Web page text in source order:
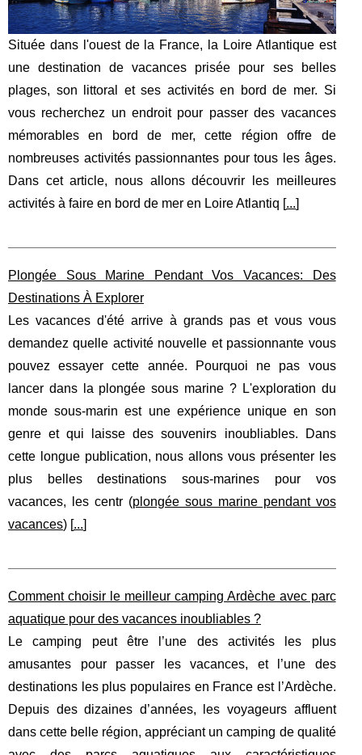
Située dans l'ouest de la France, la Loire Atlantique est
une destination de vacances prisée pour ses belles
plages, son littoral et ses activités en bord de mer. Si
vous recherchez un endroit pour passer des vacances
mémorables en bord de mer, cette région offre de
nombreuses activités passionnantes pour tous les âges.
Dans cet article, nous allons découvrir les meilleures
activités à faire en bord de mer en Loire Atlantiq [...]
Plongée Sous Marine Pendant Vos Vacances: Des
Destinations À Explorer
Les vacances d'été arrive à grands pas et vous vous
demandez quelle activité nouvelle et passionnante vous
pouvez essayer cette année. Pourquoi ne pas vous
lancer dans la plongée sous marine ? L'exploration du
monde sous-marin est une expérience unique en son
genre et qui laisse des souvenirs inoubliables. Dans
cette longue publication, nous allons vous présenter les
plus belles destinations sous-marines pour vos
vacances, les centr (plongée sous marine pendant vos
vacances) [...]
Comment choisir le meilleur camping Ardèche avec parc
aquatique pour des vacances inoubliables ?
Le camping peut être l’une des activités les plus
amusantes pour passer les vacances, et l’une des
destinations les plus populaires en France est l’Ardèche.
Depuis des dizaines d’années, les voyageurs affluent
dans cette belle région, appréciant un camping de qualité